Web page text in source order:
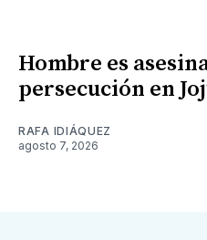
Hombre es
persecución en
RAFA IDIÁQUEZ
agosto 7, 2026